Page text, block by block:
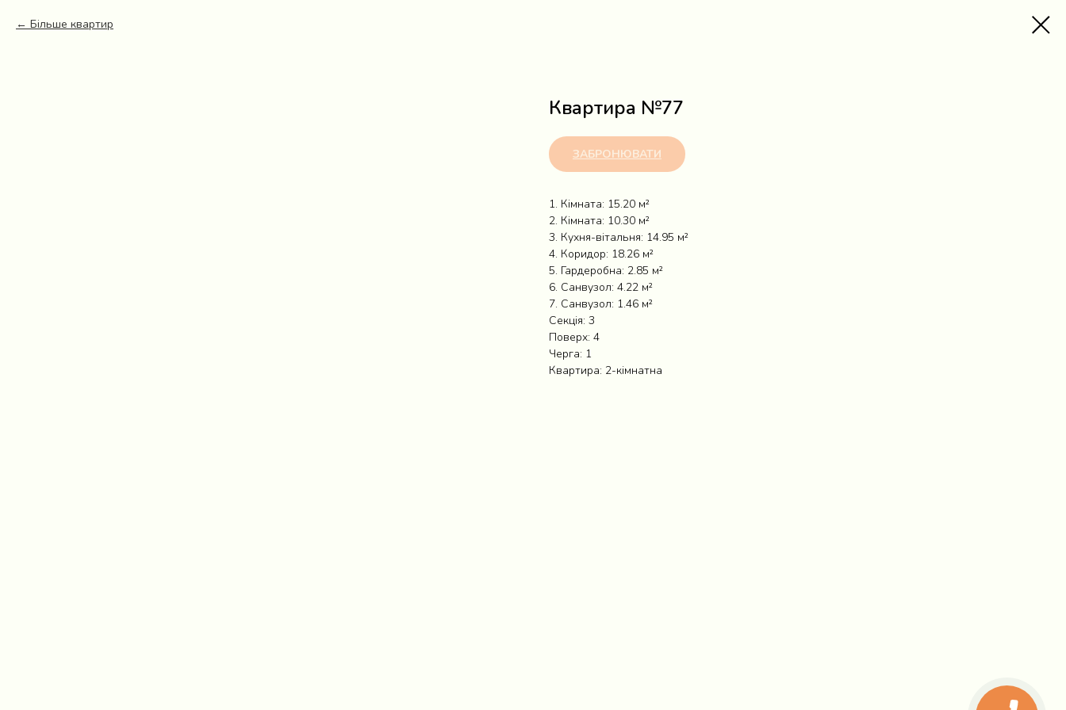
Більше квартир
Квартира №77
ЗАБРОНЮВАТИ
1. Кімната: 15.20 м²
2. Кімната: 10.30 м²
3. Кухня-вітальня: 14.95 м²
4. Коридор: 18.26 м²
5. Гардеробна: 2.85 м²
6. Санвузол: 4.22 м²
7. Санвузол: 1.46 м²
Секція: 3
Поверх: 4
Черга: 1
Квартира: 2-кімнатна